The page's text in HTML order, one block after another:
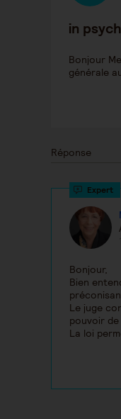
in
Bonjour
générale
Réponse
Bonjour,
Bien
Le juge
pouvoir
La loi